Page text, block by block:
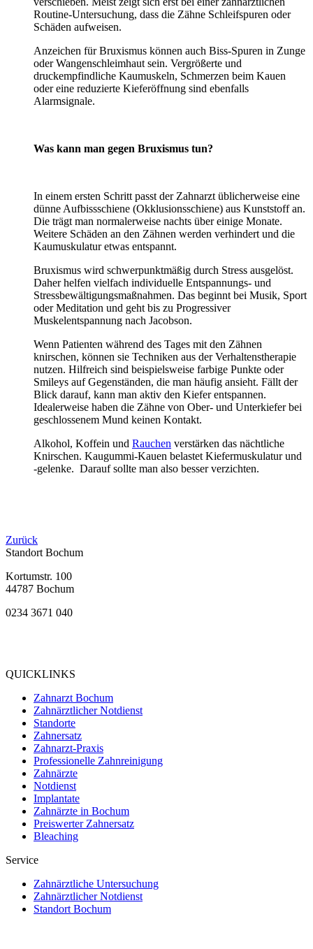
Routine-Untersuchung, dass die Zähne Schleifspuren oder
Schäden aufweisen.
Anzeichen für Bruxismus können auch Biss-Spuren in Zunge
oder Wangenschleimhaut sein. Vergrößerte und
druckempfindliche Kaumuskeln, Schmerzen beim Kauen
oder eine reduzierte Kieferöffnung sind ebenfalls
Alarmsignale.
Was kann man gegen Bruxismus tun?
In einem ersten Schritt passt der Zahnarzt üblicherweise eine
dünne Aufbissschiene (Okklusionsschiene) aus Kunststoff an.
Die trägt man normalerweise nachts über einige Monate.
Weitere Schäden an den Zähnen werden verhindert und die
Kaumuskulatur etwas entspannt.
Bruxismus wird schwerpunktmäßig durch Stress ausgelöst.
Daher helfen vielfach individuelle Entspannungs- und
Stressbewältigungsmaßnahmen. Das beginnt bei Musik, Sport
oder Meditation und geht bis zu Progressiver
Muskelentspannung nach Jacobson.
Wenn Patienten während des Tages mit den Zähnen
knirschen, können sie Techniken aus der Verhaltenstherapie
nutzen. Hilfreich sind beispielsweise farbige Punkte oder
Smileys auf Gegenständen, die man häufig ansieht. Fällt der
Blick darauf, kann man aktiv den Kiefer entspannen.
Idealerweise haben die Zähne von Ober- und Unterkiefer bei
geschlossenem Mund keinen Kontakt.
Alkohol, Koffein und Rauchen verstärken das nächtliche
Knirschen. Kaugummi-Kauen belastet Kiefermuskulatur und
-gelenke. Darauf sollte man also besser verzichten.
Zurück
Standort Bochum
Kortumstr. 100
44787 Bochum
0234 3671 040
QUICKLINKS
Zahnarzt Bochum
Zahnärztlicher Notdienst
Standorte
Zahnersatz
Zahnarzt-Praxis
Professionelle Zahnreinigung
Zahnärzte
Notdienst
Implantate
Zahnärzte in Bochum
Preiswerter Zahnersatz
Bleaching
Service
Zahnärztliche Untersuchung
Zahnärztlicher Notdienst
Standort Bochum